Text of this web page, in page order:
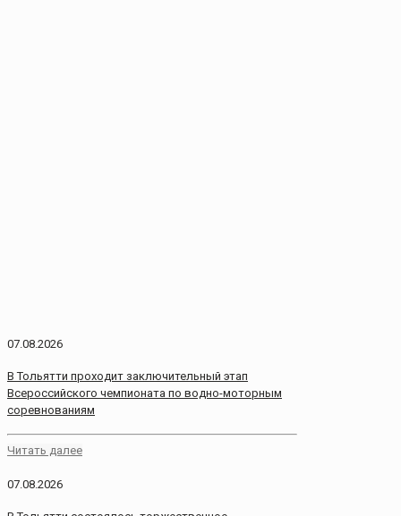
07.08.2026
В Тольятти проходит заключительный этап
Всероссийского чемпионата по водно-моторным
соревнованиям
Читать далее
07.08.2026